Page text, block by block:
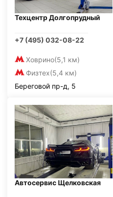
Техцентр Долгопрудный
+7 (495) 032-08-22
Ховрино(5,1 км)
Физтех(5,4 км)
Береговой пр-д, 5
Автосервис Щелковская